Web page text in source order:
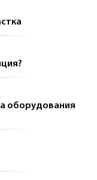
оборудования